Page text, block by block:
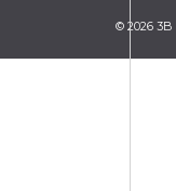
© 2026